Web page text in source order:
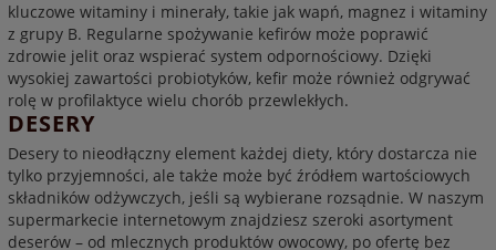
kluczowe witaminy i minerały, takie jak wapń, magnez i witaminy
z grupy B. Regularne spożywanie kefirów może poprawić
zdrowie jelit oraz wspierać system odpornościowy. Dzięki
wysokiej zawartości probiotyków, kefir może również odgrywać
rolę w profilaktyce wielu chorób przewlekłych.
DESERY
Desery to nieodłączny element każdej diety, który dostarcza nie
tylko przyjemności, ale także może być źródłem wartościowych
składników odżywczych, jeśli są wybierane rozsądnie. W naszym
supermarkecie internetowym znajdziesz szeroki asortyment
deserów – od mlecznych produktów owocowy, po ofertę bez